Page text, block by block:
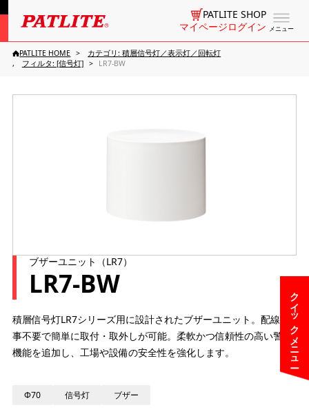
メニュー
PATLITE SHOP
マイページログイン
クイックメニュー
PATLITE HOME
カテゴリ: 積層信号灯／表示灯／回転灯
フィルタ: [信号灯]
LR7-BW
ブザーユニット（LR7）
LR7-BW
積層信号灯LR7シリーズ用に設計されたブザーユニット。配線工
事不要で簡単に取付・取外しが可能。柔軟かつ信頼性の高い警報
機能を追加し、工場や設備の安全性を強化します。
Φ70 信号灯 ブザー